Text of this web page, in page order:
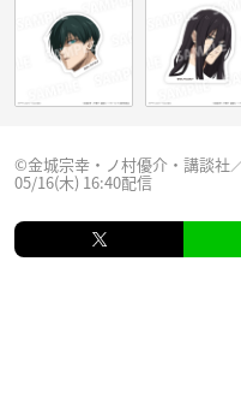
©金城宗幸・ノ村優介・講談社
05/16(木) 16:40配信